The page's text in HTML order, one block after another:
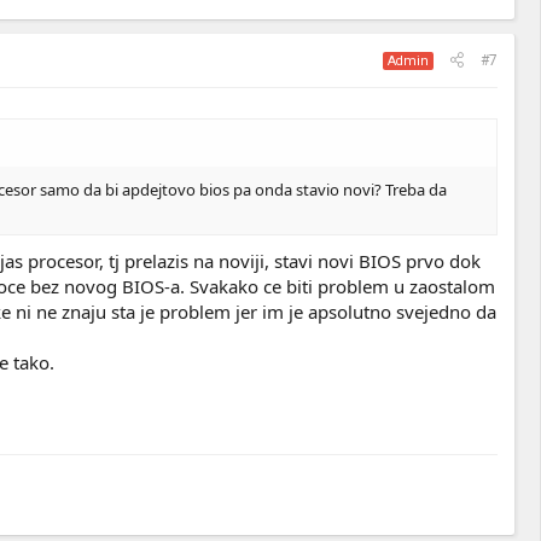
Admin #7
samo da bi apdejtovo bios pa onda stavio novi? Treba da
procesor, tj prelazis na noviji, stavi novi BIOS prvo dok
bez novog BIOS-a. Svakako ce biti problem u zaostalom
ne znaju sta je problem jer im je apsolutno svejedno da
tako.